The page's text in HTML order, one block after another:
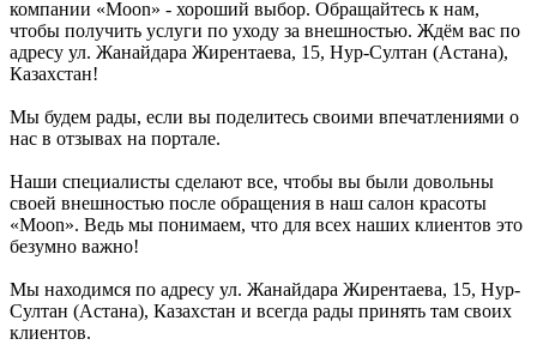
компании «Moon» - хороший выбор. Обращайтесь к нам,
чтобы получить услуги по уходу за внешностью. Ждём вас по
адресу ул. Жанайдара Жирентаева, 15, Нур-Султан (Астана),
Казахстан!
Мы будем рады, если вы поделитесь своими впечатлениями о
нас в отзывах на портале.
Наши специалисты сделают все, чтобы вы были довольны
своей внешностью после обращения в наш салон красоты
«Moon». Ведь мы понимаем, что для всех наших клиентов это
безумно важно!
Мы находимся по адресу ул. Жанайдара Жирентаева, 15, Нур-
Султан (Астана), Казахстан и всегда рады принять там своих
клиентов.